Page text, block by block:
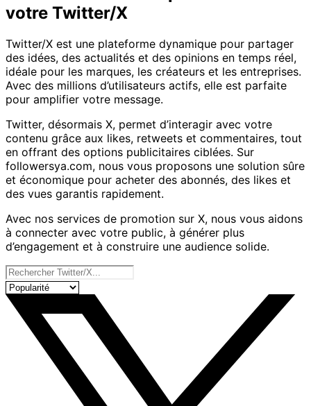
votre Twitter/X
Twitter/X est une plateforme dynamique pour partager
des idées, des actualités et des opinions en temps réel,
idéale pour les marques, les créateurs et les entreprises.
Avec des millions d’utilisateurs actifs, elle est parfaite
pour amplifier votre message.
Twitter, désormais X, permet d’interagir avec votre
contenu grâce aux likes, retweets et commentaires, tout
en offrant des options publicitaires ciblées. Sur
followersya.com, nous vous proposons une solution sûre
et économique pour acheter des abonnés, des likes et
des vues garantis rapidement.
Avec nos services de promotion sur X, nous vous aidons
à connecter avec votre public, à générer plus
d’engagement et à construire une audience solide.
Nos services
Trier les produits